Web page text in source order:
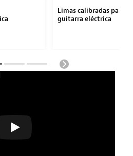
Limas calibradas para
guitarra eléctrica